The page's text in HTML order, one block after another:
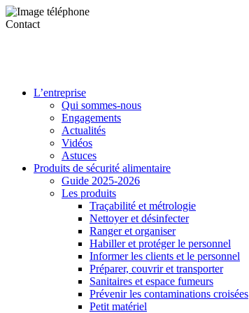
Contact
L’entreprise
Qui sommes-nous
Engagements
Actualités
Vidéos
Astuces
Produits de sécurité alimentaire
Guide 2025-2026
Les produits
Traçabilité et métrologie
Nettoyer et désinfecter
Ranger et organiser
Habiller et protéger le personnel
Informer les clients et le personnel
Préparer, couvrir et transporter
Sanitaires et espace fumeurs
Prévenir les contaminations croisées
Petit matériel